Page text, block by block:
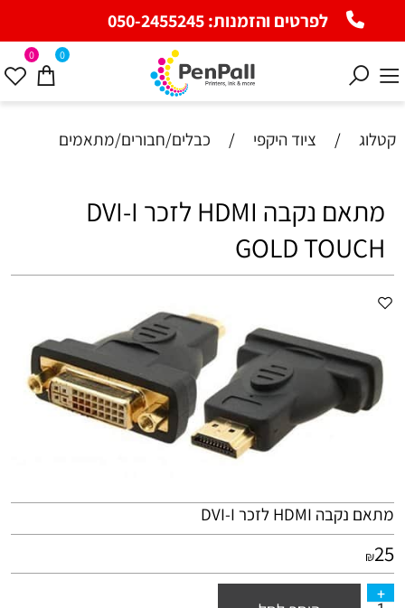
לפרטים והזמנות:050-2455245
0 0
קטלוג / ציוד היקפי / כבלים/חבורים/מתאמים
מתאם נקבה HDMI לזכר DVI-I
GOLD TOUCH
מתאם נקבה HDMI לזכר DVI-I
₪25